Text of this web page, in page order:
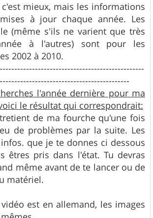
c'est mieux, mais les informations
à jour chaque année. Les
(même s'ils ne varient que très
à l'autres) sont pour les
2002 à 2010.
l'année dernière pour ma
le résultat qui correspondrait:
de ma fourche qu'une fois
de problèmes par la suite. Les
que je te donnes ci dessous
êtres pris dans l'état. Tu devras
même avant de te lancer ou de
matériel.
est en allemand, les images